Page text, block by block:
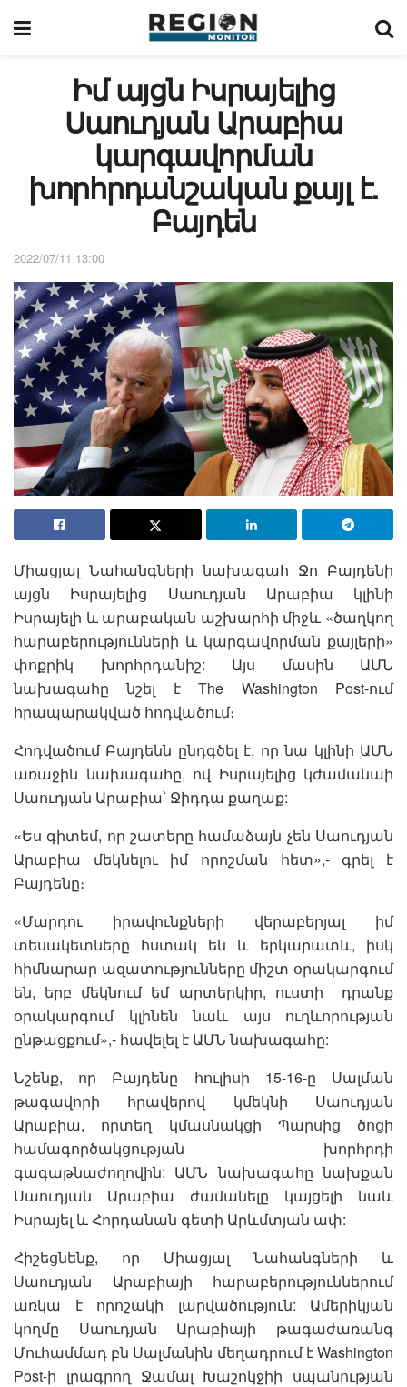
Իմ այցն Իսրայելից
Սաուդյան Արաբիա
կարգավորման
խորհրդանշական քայլ է.
Բայդեն
2022/07/11 13:00
Միացյալ Նահանգների նախագահ Ջո Բայդենի
այցն Իսրայելից Սաուդյան Արաբիա կլինի
Իսրայելի և արաբական աշխարհի միջև «ծաղկող
հարաբերությունների և կարգավորման քայլերի»
փոքրիկ խորհրդանիշ: Այս մասին ԱՄՆ
նախագահը նշել է The Washington Post-ում
հրապարակված հոդվածում։
Հոդվածում Բայդենն ընդգծել է, որ նա կլինի ԱՄՆ
առաջին նախագահը, ով Իսրայելից կժամանաի
Սաուդյան Արաբիա՝ Ջիդդա քաղաք:
«Ես գիտեմ, որ շատերը համաձայն չեն Սաուդյան
Արաբիա մեկնելու իմ որոշման հետ»,- գրել է
Բայդենը։
«Մարդու իրավունքների վերաբերյալ իմ
տեսակետները հստակ են և երկարատև, իսկ
հիմնարար ազատությունները միշտ օրակարգում
են, երբ մեկնում եմ արտերկիր, ուստի դրանք
օրակարգում կլինեն նաև այս ուղևորության
ընթացքում»,- հավելել է ԱՄՆ նախագահը:
Նշենք, որ Բայդենը հուլիսի 15-16-ը Սալման
թագավորի հրավերով կմեկնի Սաուդյան
Արաբիա, որտեղ կմասնակցի Պարսից ծոցի
համագործակցության խորհրդի
գագաթնաժողովին: ԱՄՆ նախագահը նախքան
Սաուդյան Արաբիա ժամանելը կայցելի նաև
Իսրայել և Հորդանան գետի Արևմտյան ափ:
Հիշեցնենք, որ Միացյալ Նահանգների և
Սաուդյան Արաբիայի հարաբերություններում
առկա է որոշակի լարվածություն: Ամերիկյան
կողմը Սաուդյան Արաբիայի թագաժառանգ
Մուհամմադ բն Սալմանին մեղադրում է Washington
Post-ի լրագրող Ջամալ Խաշոկջիի սպանության